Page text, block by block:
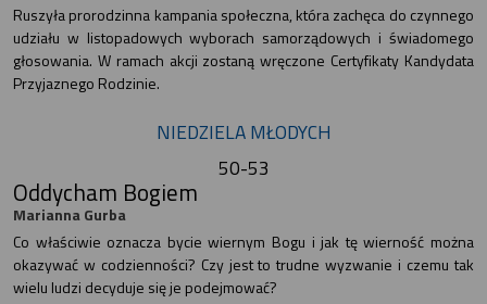
Ruszyła prorodzinna kampania społeczna, która zachęca do czynnego
udziału w listopadowych wyborach samorządowych i świadomego
głosowania. W ramach akcji zostaną wręczone Certyfikaty Kandydata
Przyjaznego Rodzinie.
NIEDZIELA MŁODYCH
50-53
Oddycham Bogiem
Marianna Gurba
Co właściwie oznacza bycie wiernym Bogu i jak tę wierność można
okazywać w codzienności? Czy jest to trudne wyzwanie i czemu tak
wielu ludzi decyduje się je podejmować?